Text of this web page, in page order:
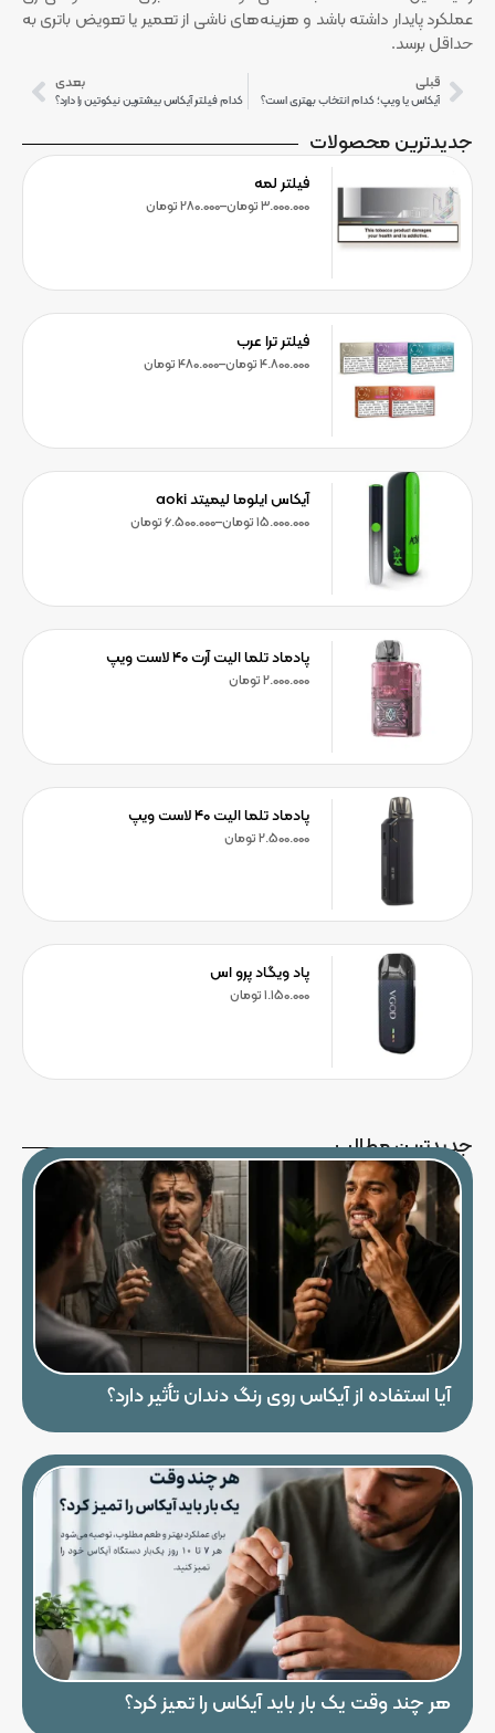
عملکرد پایدار داشته باشد و هزینه‌های ناشی از تعمیر یا تعویض باتری به
حداقل برسد.
قبلی
آیکاس یا ویپ؛ کدام انتخاب بهتری است؟
بعدی
کدام فیلتر آیکاس بیشترین نیکوتین را دارد؟
جدیدترین محصولات
فیلتر لمه
3.000.000تومان–
280.000تومان
فیلتر ترا عرب
4.800.000تومان–
480.000تومان
آیکاس ایلوما لیمیتد aoki
15.000.000تومان–
6.500.000تومان
پادماد تلما الیت آرت ۴۰ لاست ویپ
2.000.000تومان
پادماد تلما الیت ۴۰ لاست ویپ
2.500.000تومان
پاد ویگاد پرو اس
1.150.000تومان
جدیدترین مطالب
آیا استفاده از آیکاس روی رنگ دندان تأثیر دارد؟
هر چند وقت یک بار باید آیکاس را تمیز کرد؟